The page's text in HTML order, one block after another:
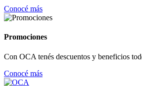
Conocé más
Promociones
Con OCA tenés descuentos y beneficios
Conocé más